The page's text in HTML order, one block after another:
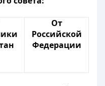
От
Российской
Федерации